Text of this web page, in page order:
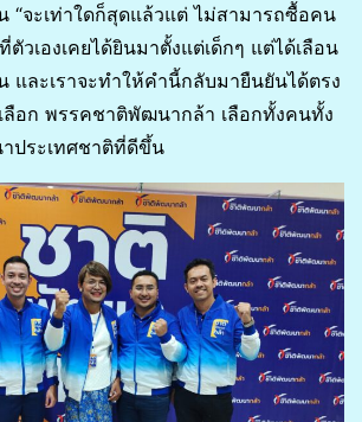
“จะเท่าใดก็สุดแล้วแต่ ไม่สามารถซื้อคน
ตัวเองเคยได้ยินมาตั้งแต่เด็กๆ แต่ได้เลือน
และเราจะทำให้คำนี้กลับมายืนยันได้ตรง
ลือก พรรคชาติพัฒนากล้า เลือกทั้งคนทั้ง
ประเทศชาติที่ดีขึ้น